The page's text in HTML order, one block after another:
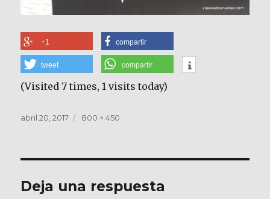
+1 compartir
tweet compartir
(Visited 7 times, 1 visits today)
Publicado
abril 20, 2017
Tamaño
800 × 450
Deja una respuesta